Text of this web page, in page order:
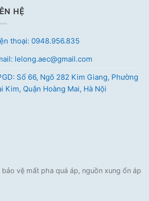
HỆ
thoại: 0948.956.835
lelong.aec@gmail.com
Số 66, Ngõ 282 Kim Giang, Phường
Kim, Quận Hoàng Mai, Hà Nội
vệ mất pha quá áp, nguồn xung ổn áp